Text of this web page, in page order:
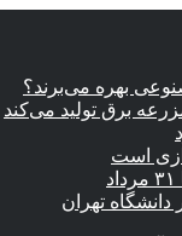
بهره می‌برند؟
برق تولید می‌کند
است